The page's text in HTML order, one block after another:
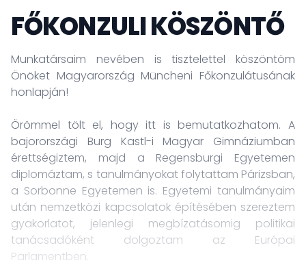
FŐKONZULI KÖSZÖNTŐ
Munkatársaim nevében is tisztelettel köszöntöm
Önöket Magyarország Müncheni Főkonzulátusának
honlapján!
Örömmel tölt el, hogy itt is bemutatkozhatom. A
bajorországi Burg Kastl-i Magyar Gimnáziumban
érettségiztem, majd a Regensburgi Egyetemen
diplomáztam, s tanulmányokat folytattam Párizsban,
a Sorbonne Egyetemen is. Egyetemi tanulmányaim
után nemzetközi kapcsolatok építésében szereztem
gyakorlatot, jelenlegi megbízatásomig politikai
tanácsadóként dolgoztam az Európai
Parlamentben.